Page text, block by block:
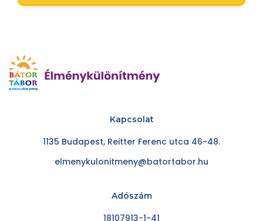
Kapcsolat
1135 Budapest, Reitter Ferenc utca 46-48.
elmenykulonitmeny@batortabor.hu
Adószám
18107913-1-41